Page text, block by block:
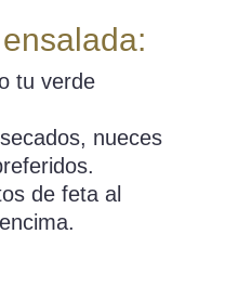
tu verde
nueces
de feta al